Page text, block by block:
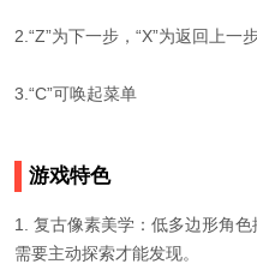
2.“Z”为下一步，“X”为返回上一
3.“C”可唤起菜单
游戏特色
1. 复古像素美学：低多边形角
需要主动探索才能发现。